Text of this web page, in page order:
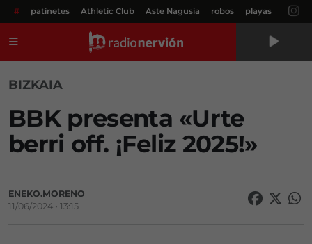
# patinetes Athletic Club Aste Nagusia robos playas
BIZKAIA
BBK presenta «Urte
berri off. ¡Feliz 2025!»
ENEKO.MORENO
11/06/2024 • 13:15